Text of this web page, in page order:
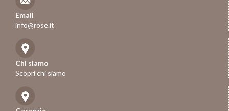
Email
info@rose.it
Chi siamo
Scopri chi siamo